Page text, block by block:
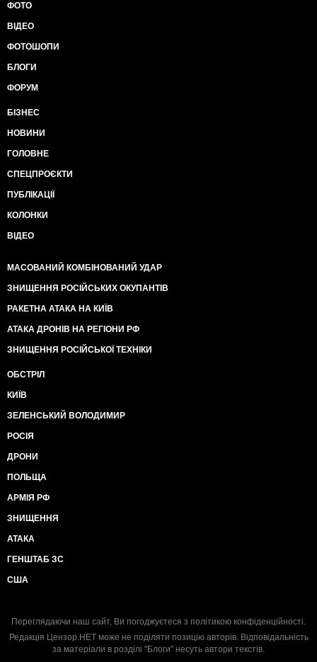
ФОТО
ВІДЕО
ФОТОШОПИ
БЛОГИ
ФОРУМ
БІЗНЕС
НОВИНИ
ГОЛОВНЕ
СПЕЦПРОЄКТИ
ПУБЛІКАЦІЇ
КОЛОНКИ
ВІДЕО
МАСОВАНИЙ КОМБІНОВАНИЙ УДАР
ЗНИЩЕННЯ РОСІЙСЬКИХ ОКУПАНТІВ
РАКЕТНА АТАКА НА КИЇВ
АТАКА ДРОНІВ НА РЕГІОНИ РФ
ЗНИЩЕННЯ РОСІЙСЬКОЇ ТЕХНІКИ
ОБСТРІЛ
КИЇВ
ЗЕЛЕНСЬКИЙ ВОЛОДИМИР
РОСІЯ
ДРОНИ
ПОЛЬЩА
АРМІЯ РФ
ЗНИЩЕННЯ
АТАКА
ГЕНШТАБ ЗС
США
Переглядаючи наш сайт, Ви погоджуєтеся з політикою конфіденційності.
Редакція Цензор.НЕТ може не поділяти позицію авторів. Відповідальність
за матеріали в розділі "Блоги" несуть автори текстів.